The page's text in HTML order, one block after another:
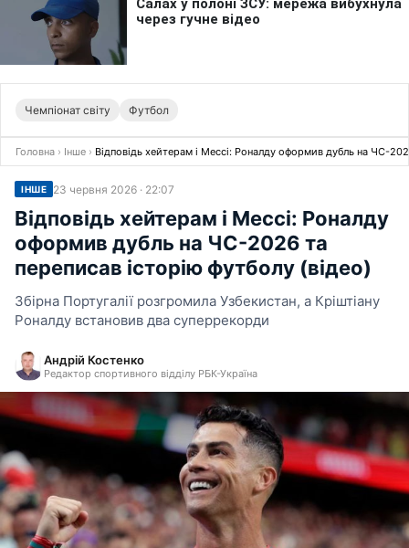
Чемпіонат світу Футбол
Головна › Інше › Відповідь хейтерам і Мессі: Роналду оформив дубль на ЧС-
ІНШЕ 23 червня 2026 · 22:07
Відповідь хейтерам і Мессі: Роналду
оформив дубль на ЧС-2026 та
переписав історію футболу (відео)
Збірна Португалії розгромила Узбекистан, а Кріштіану
Роналду встановив два суперрекорди
Андрій Костенко
Редактор спортивного відділу РБК-Україна